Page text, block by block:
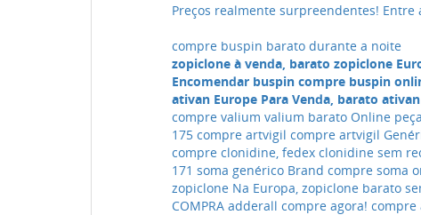
Preços realmente surpreendentes! Entre
compre buspin barato durante a noite
zopiclone à venda, barato zopiclone
Encomendar buspin compre buspin
ativan Europe Para Venda, barato
compre valium valium barato Online
175 compre artvigil compre artvigil
compre clonidine, fedex clonidine sem
171 soma genérico Brand compre soma
zopiclone Na Europa, zopiclone barato
COMPRA adderall compre agora!